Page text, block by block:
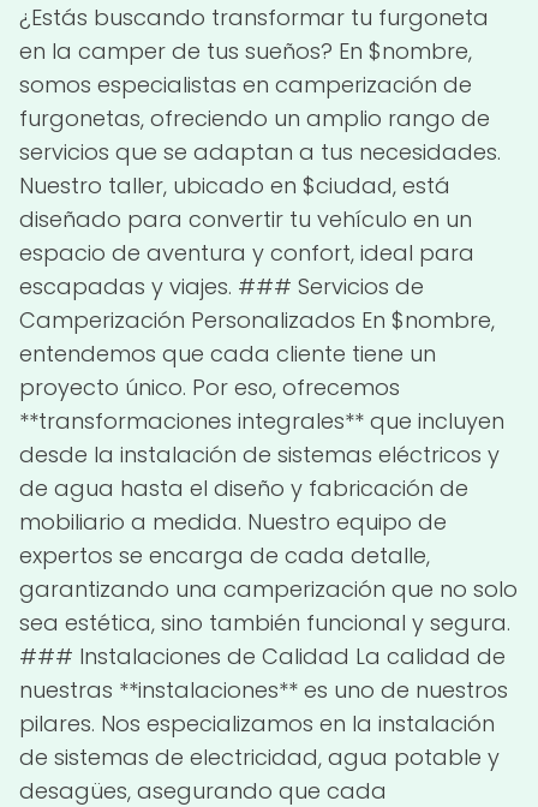
¿Estás buscando transformar tu furgoneta
en la camper de tus sueños? En $nombre,
somos especialistas en camperización de
furgonetas, ofreciendo un amplio rango de
servicios que se adaptan a tus necesidades.
Nuestro taller, ubicado en $ciudad, está
diseñado para convertir tu vehículo en un
espacio de aventura y confort, ideal para
escapadas y viajes. ### Servicios de
Camperización Personalizados En $nombre,
entendemos que cada cliente tiene un
proyecto único. Por eso, ofrecemos
**transformaciones integrales** que incluyen
desde la instalación de sistemas eléctricos y
de agua hasta el diseño y fabricación de
mobiliario a medida. Nuestro equipo de
expertos se encarga de cada detalle,
garantizando una camperización que no solo
sea estética, sino también funcional y segura.
### Instalaciones de Calidad La calidad de
nuestras **instalaciones** es uno de nuestros
pilares. Nos especializamos en la instalación
de sistemas de electricidad, agua potable y
desagües, asegurando que cada